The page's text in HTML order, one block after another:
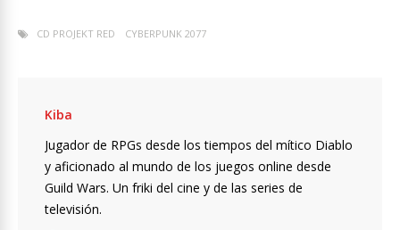
CD PROJEKT RED CYBERPUNK 2077
Kiba
Jugador de RPGs desde los tiempos del mítico Diablo
y aficionado al mundo de los juegos online desde
Guild Wars. Un friki del cine y de las series de
televisión.